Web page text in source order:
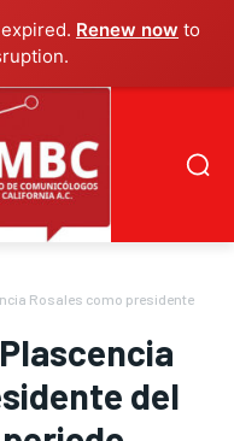
Renew now to
Rosales como presidente
del